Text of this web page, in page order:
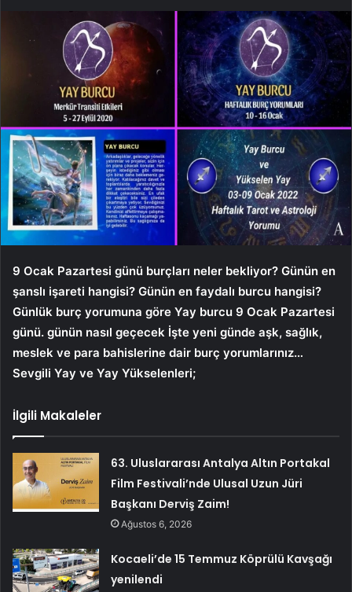
9 Ocak Pazartesi günü burçları neler bekliyor? Günün en
şanslı işareti hangisi? Günün en faydalı burcu hangisi?
Günlük burç yorumuna göre Yay burcu 9 Ocak Pazartesi
günü. günün nasıl geçecek İşte yeni günde aşk, sağlık,
meslek ve para bahislerine dair burç yorumlarınız…
Sevgili Yay ve Yay Yükselenleri;
İlgili Makaleler
63. Uluslararası Antalya Altın Portakal
Film Festivali’nde Ulusal Uzun Jüri
Başkanı Derviş Zaim!
Ağustos 6, 2026
Kocaeli’de 15 Temmuz Köprülü Kavşağı
yenilendi